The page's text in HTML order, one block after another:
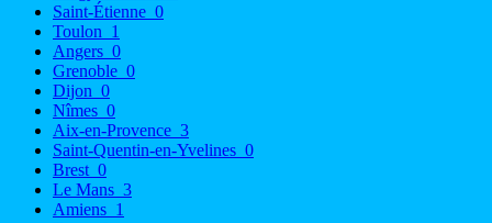
Saint-Étienne 0
Toulon 1
Angers 0
Grenoble 0
Dijon 0
Nîmes 0
Aix-en-Provence 3
Saint-Quentin-en-Yvelines 0
Brest 0
Le Mans 3
Amiens 1